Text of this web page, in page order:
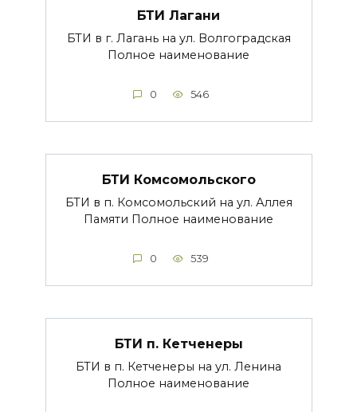
БТИ Лагани
БТИ в г. Лагань на ул. Волгоградская
Полное наименование
0 546
БТИ Комсомольского
БТИ в п. Комсомольский на ул. Аллея
Памяти Полное наименование
0 539
БТИ п. Кетченеры
БТИ в п. Кетченеры на ул. Ленина
Полное наименование